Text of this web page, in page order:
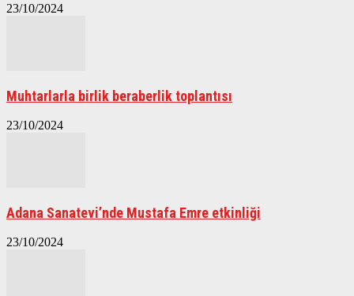
23/10/2024
Muhtarlarla birlik beraberlik toplantısı
23/10/2024
Adana Sanatevi’nde Mustafa Emre etkinliği
23/10/2024